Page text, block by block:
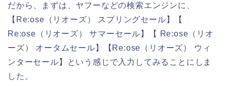
だから、まずは、ヤフーなどの検索エンジンに、
【Re:ose（リオーズ） スプリングセール】【
Re:ose（リオーズ） サマーセール】【 Re:ose（リオ
ーズ） オータムセール】【Re:ose（リオーズ） ウィ
ンターセール】という感じで入力してみることにしま
した。